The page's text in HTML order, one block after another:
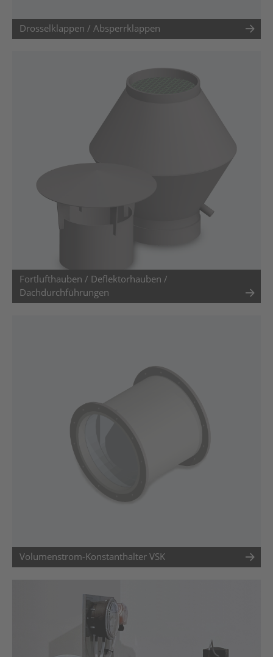
Drosselklappen / Absperrklappen
Fortlufthauben / Deflektorhauben /
Dachdurchführungen
Volumenstrom-Konstanthalter VSK